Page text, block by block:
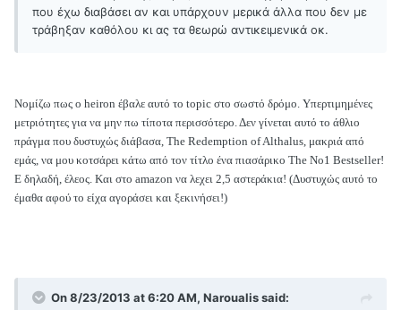
που έχω διαβάσει αν και υπάρχουν μερικά άλλα που δεν με
τράβηξαν καθόλου κι ας τα θεωρώ αντικειμενικά οκ.
Νομίζω πως ο heiron έβαλε αυτό το topic στο σωστό δρόμο. Υπερτιμημένες
μετριότητες για να μην πω τίποτα περισσότερο. Δεν γίνεται αυτό το άθλιο
πράγμα που δυστυχώς διάβασα, The Redemption of Althalus, μακριά από
εμάς, να μου κοτσάρει κάτω από τον τίτλο ένα πιασάρικο The No1 Bestseller!
Ε δηλαδή, έλεος. Και στο amazon να λεχει 2,5 αστεράκια! (Δυστυχώς αυτό το
έμαθα αφού το είχα αγοράσει και ξεκινήσει!)
On 8/23/2013 at 6:20 AM, Naroualis said: